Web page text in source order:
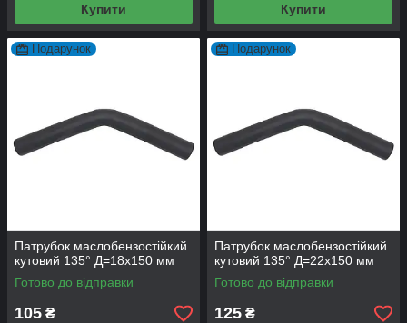
Купити Купити
Подарунок
Патрубок маслобензостійкий
кутовий 135° Д=18х150 мм
Готово до відправки
105 ₴
Подарунок
Патрубок маслобензостійкий
кутовий 135° Д=22х150 мм
Готово до відправки
125 ₴